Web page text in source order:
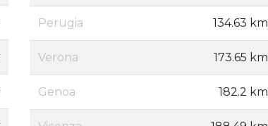
Perugia 134.63 km
Verona 173.65 km
Genoa 182.2 km